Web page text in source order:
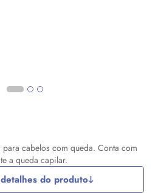
cabelos com queda. Conta com
a queda capilar.
do produto